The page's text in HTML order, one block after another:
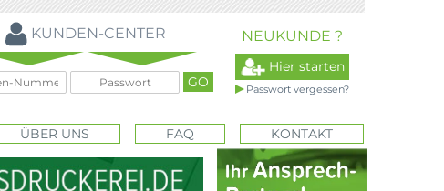
KUNDEN-CENTER NEUKUNDE ?
Hier starten
Passwort vergessen?
ÜBER UNS FAQ KONTAKT
Next